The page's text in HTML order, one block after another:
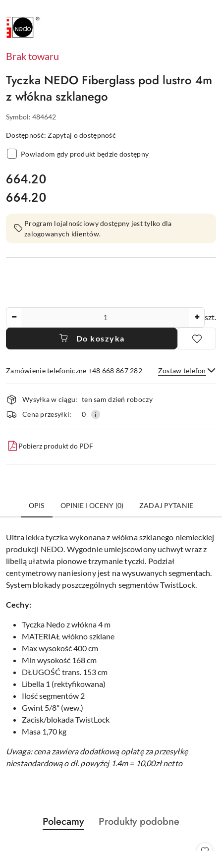
NAZWA
PRODUCENTA:
NEDO
Brak towaru
Tyczka NEDO Fiberglass pod lustro 4m
z włókna szklanego
Symbol: 484642
Dostępność:Zapytaj o dostępność
Powiadom gdy produkt będzie dostępny
cena:
664.20
Cena:
664.20
Program lojalnościowy dostępny jest tylko dla
zalogowanych klientów.
szt.
Do koszyka
Zamówienie telefoniczne +48 668 867 282 Zostaw telefon
Wyślij
Dostępność
i
dostawa
Wysyłka w ciągu: ten sam dzień roboczy
Cena przesyłki:
0
Pobierz produkt do PDF
OPIS OPINIE I OCENY (0) ZADAJ PYTANIE
Ultra lekka tyczka wykonana z włókna szklanego niemieckiej
produkcji NEDO. Wygodnie umiejscowiony uchwyt wraz z
libellą ułatwia pionowe trzymanie tyczki. Podział
centymetrowy naniesiony jest na wysuwanych segmentach.
System blokady poszczególnych segmentów TwistLock.
Cechy:
Tyczka Nedo z włókna 4 m
MATERIAŁ włókno szklane
Max wysokość 400 cm
Min wysokość 168 cm
DŁUGOŚĆ trans. 153 cm
Libella 1 (rektyfikowana)
Ilość segmentów 2
Gwint 5/8" (wew.)
Zacisk/blokada TwistLock
Masa 1,70 kg
Uwaga: cena zawiera dodatkową opłatę za przesyłkę
niestandardową o dł. powyżej 1.4m = 10,00zł netto
Pomiń karuzelę produktów
Produkty
o
Polecamy
Produkty
Produkty podobne